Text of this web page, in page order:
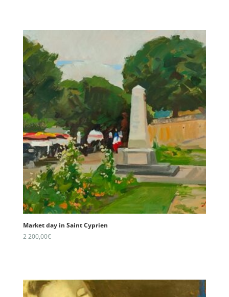
Market day in Saint Cyprien
2 200,00€